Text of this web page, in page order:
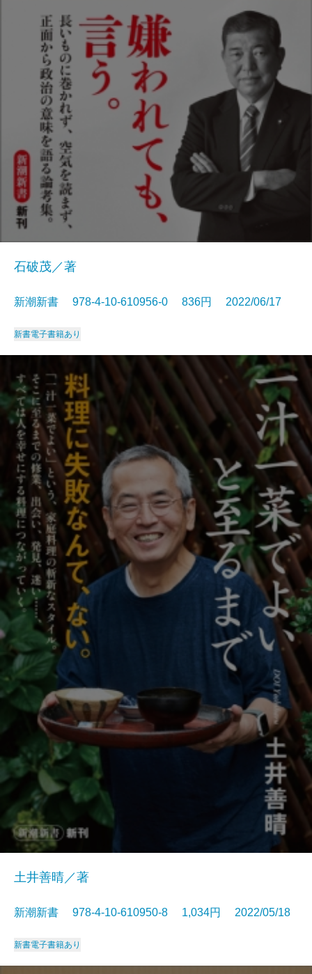
石破茂／著
新潮新書 978-4-10-610956-0 836円 2022/06/17
新書電子書籍あり
土井善晴／著
新潮新書 978-4-10-610950-8 1,034円 2022/05/18
新書電子書籍あり